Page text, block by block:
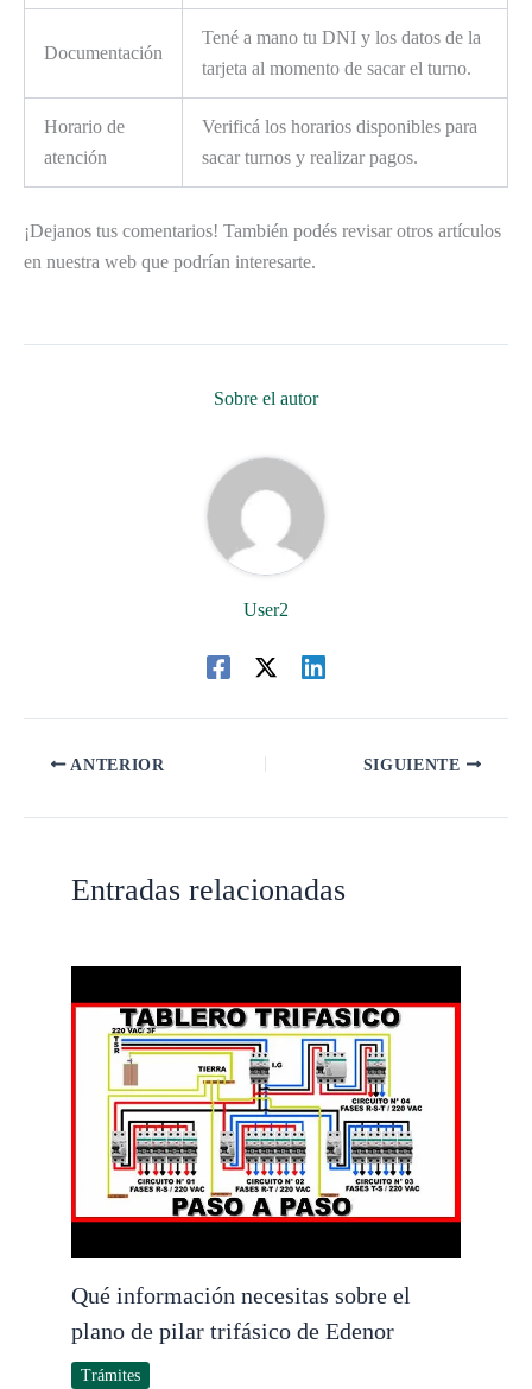
Documentación
Tené a mano tu DNI y los datos de la
tarjeta al momento de sacar el turno.
Horario de
atención
Verificá los horarios disponibles para
sacar turnos y realizar pagos.
¡Dejanos tus comentarios! También podés revisar otros artículos
en nuestra web que podrían interesarte.
Sobre el autor
User2
ANTERIOR SIGUIENTE
Entradas relacionadas
Qué información necesitas sobre el
plano de pilar trifásico de Edenor
Trámites